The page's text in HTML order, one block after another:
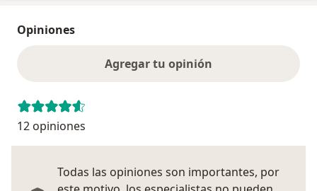
Opiniones
Agregar tu opinión
12 opiniones
Todas las opiniones son importantes, por